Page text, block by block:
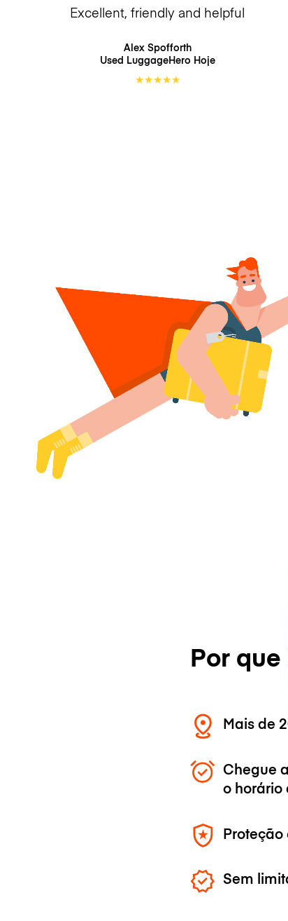
Excellent, friendly and helpful
Alex Spofforth
Used LuggageHero Hoje
★★★★★
Por
Mais de
Chegue
o horário
Sem